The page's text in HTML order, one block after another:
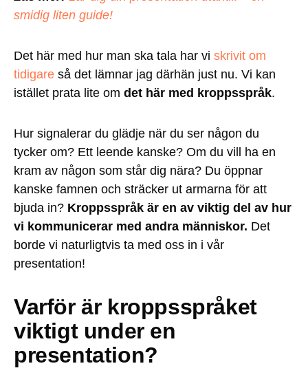
smidig liten guide!
Det här med hur man ska tala har vi skrivit om
tidigare så det lämnar jag därhän just nu. Vi kan
istället prata lite om det här med kroppsspråk.
Hur signalerar du glädje när du ser någon du
tycker om? Ett leende kanske? Om du vill ha en
kram av någon som står dig nära? Du öppnar
kanske famnen och sträcker ut armarna för att
bjuda in? Kroppsspråk är en av viktig del av hur
vi kommunicerar med andra människor. Det
borde vi naturligtvis ta med oss in i vår
presentation!
Varför är kroppsspråket
viktigt under en
presentation?